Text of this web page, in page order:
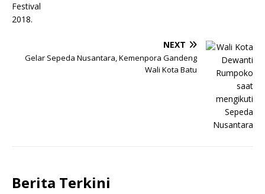
NEXT
Gelar Sepeda Nusantara, Kemenpora Gandeng
Wali Kota Batu
Berita Terkini